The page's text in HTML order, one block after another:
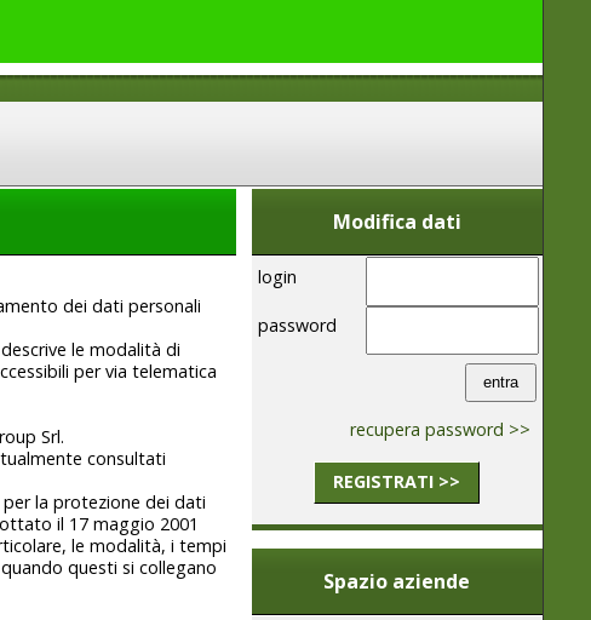
dei dati personali
le modalità di
per via telematica
Srl.
consultati
la protezione dei dati
il 17 maggio 2001
le modalità, i tempi
questi si collegano
Modifica dati
login
password
recupera password >>
REGISTRATI >>
Spazio aziende